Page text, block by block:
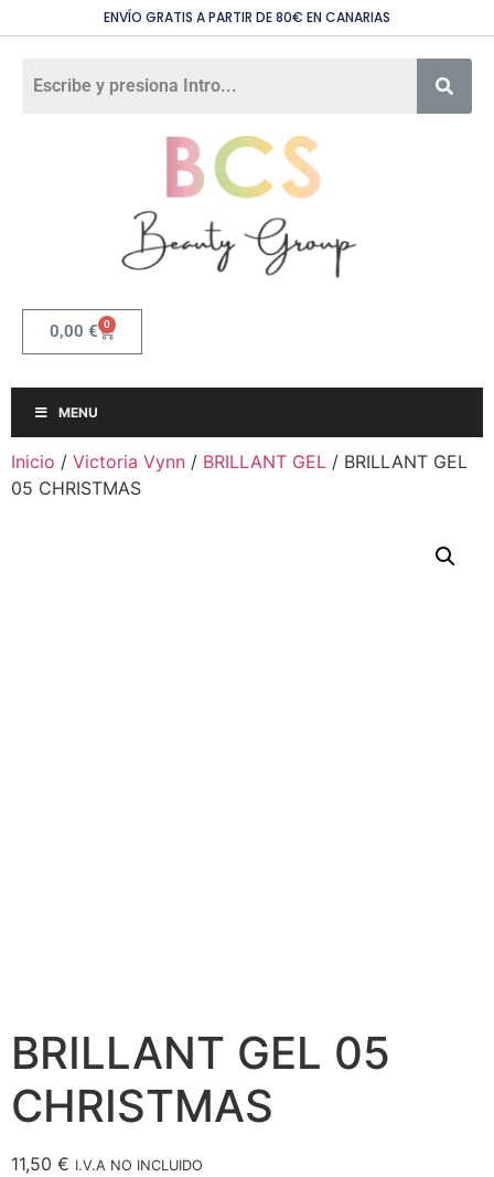
ENVÍO GRATIS A PARTIR DE 80€ EN CANARIAS
0,00 € 0
MENU
Inicio / Victoria Vynn / BRILLANT GEL / BRILLANT GEL
05 CHRISTMAS
BRILLANT GEL 05
CHRISTMAS
11,50 € I.V.A NO INCLUIDO